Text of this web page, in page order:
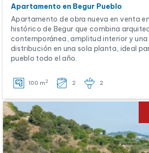
Apartamento en Begur Pueblo
Apartamento de obra nueva en venta
histórico de Begur que combina
contemporánea, amplitud interior y
distribución en una sola planta, ideal
pueblo todo el año.
100 m 2 2 2